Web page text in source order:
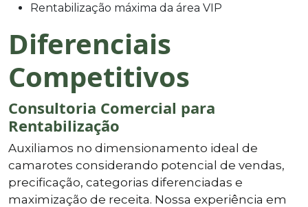
Rentabilização máxima da área VIP
Diferenciais
Competitivos
Consultoria Comercial para
Rentabilização
Auxiliamos no dimensionamento ideal de
camarotes considerando potencial de vendas,
precificação, categorias diferenciadas e
maximização de receita. Nossa experiência em